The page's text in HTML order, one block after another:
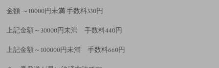
金額 ～10000円未満 手数料330円
上記金額～30000円未満 手数料440円
上記金額～100000円未満 手数料660円